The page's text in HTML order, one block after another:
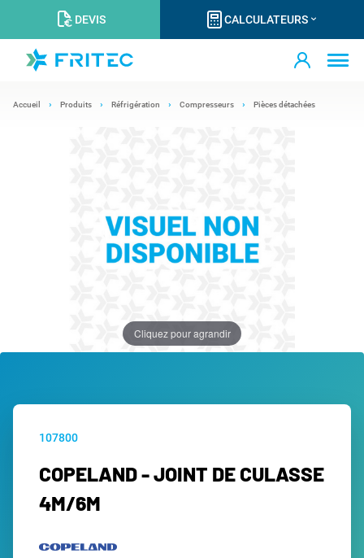
DEVIS CALCULATEURS
Accueil Produits Réfrigération Compresseurs Pièces détachées
Cliquez pour agrandir
107800
COPELAND - JOINT DE CULASSE
4M/6M